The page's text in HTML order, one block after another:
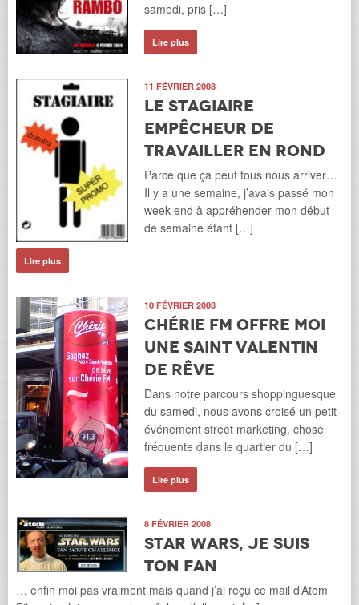
samedi, pris […]
Lire plus
11 FÉVRIER 2008
Le stagiaire
empêcheur de
travailler en rond
Parce que ça peut tous nous arriver…
Il y a une semaine, j’avais passé mon
week-end à appréhender mon début
de semaine étant […]
Lire plus
10 FÉVRIER 2008
Chérie FM offre moi
une Saint Valentin
de rêve
Dans notre parcours shoppinguesque
du samedi, nous avons croisé un petit
événement street marketing, chose
fréquente dans le quartier du […]
Lire plus
8 FÉVRIER 2008
Star Wars, je suis
ton fan
… enfin moi pas vraiment mais quand j’ai reçu ce mail d’Atom